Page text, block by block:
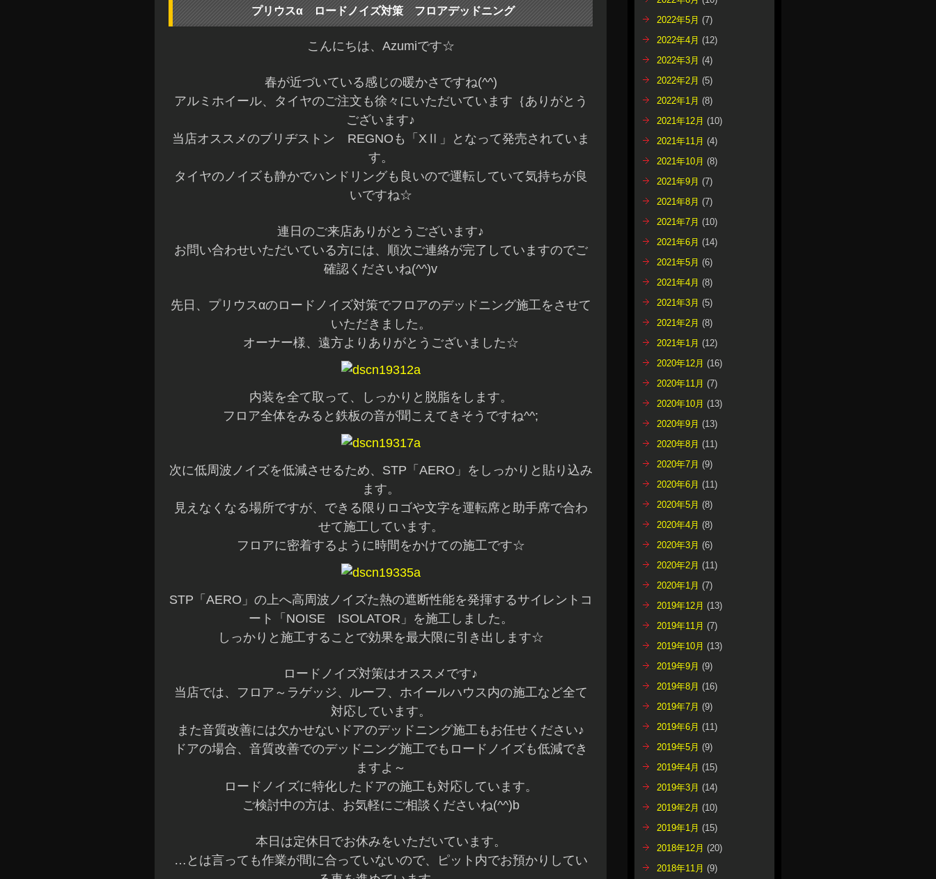
プリウスα ロードノイズ対策 フロアデッドニング
こんにちは、Azumiです☆
春が近づいている感じの暖かさですね(^^)
アルミホイール、タイヤのご注文も徐々にいただいています｛ありがとう
ございます♪
当店オススメのブリヂストン REGNOも「XⅡ」となって発売されていま
す。
タイヤのノイズも静かでハンドリングも良いので運転していて気持ちが良
いですね☆
連日のご来店ありがとうございます♪
お問い合わせいただいている方には、順次ご連絡が完了していますのでご
確認くださいね(^^)v
先日、プリウスαのロードノイズ対策でフロアのデッドニング施工をさせて
いただきました。
オーナー様、遠方よりありがとうございました☆
内装を全て取って、しっかりと脱脂をします。
フロア全体をみると鉄板の音が聞こえてきそうですね^^;
次に低周波ノイズを低減させるため、STP「AERO」をしっかりと貼り込み
ます。
見えなくなる場所ですが、できる限りロゴや文字を運転席と助手席で合わ
せて施工しています。
フロアに密着するように時間をかけての施工です☆
STP「AERO」の上へ高周波ノイズた熱の遮断性能を発揮するサイレントコ
ート「NOISE ISOLATOR」を施工しました。
しっかりと施工することで効果を最大限に引き出します☆
ロードノイズ対策はオススメです♪
当店では、フロア～ラゲッジ、ルーフ、ホイールハウス内の施工など全て
対応しています。
また音質改善には欠かせないドアのデッドニング施工もお任せください♪
ドアの場合、音質改善でのデッドニング施工でもロードノイズも低減でき
ますよ～
ロードノイズに特化したドアの施工も対応しています。
ご検討中の方は、お気軽にご相談くださいね(^^)b
本日は定休日でお休みをいただいています。
…とは言っても作業が間に合っていないので、ピット内でお預かりしてい
2022年5月 (7)
2022年4月 (12)
2022年3月 (4)
2022年2月 (5)
2022年1月 (8)
2021年12月 (10)
2021年11月 (4)
2021年10月 (8)
2021年9月 (7)
2021年8月 (7)
2021年7月 (10)
2021年6月 (14)
2021年5月 (6)
2021年4月 (8)
2021年3月 (5)
2021年2月 (8)
2021年1月 (12)
2020年12月 (16)
2020年11月 (7)
2020年10月 (13)
2020年9月 (13)
2020年8月 (11)
2020年7月 (9)
2020年6月 (11)
2020年5月 (8)
2020年4月 (8)
2020年3月 (6)
2020年2月 (11)
2020年1月 (7)
2019年12月 (13)
2019年11月 (7)
2019年10月 (13)
2019年9月 (9)
2019年8月 (16)
2019年7月 (9)
2019年6月 (11)
2019年5月 (9)
2019年4月 (15)
2019年3月 (14)
2019年2月 (10)
2019年1月 (15)
2018年12月 (20)
2018年11月 (9)